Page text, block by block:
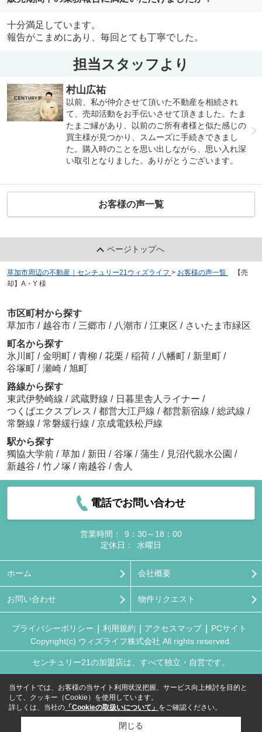
十分満足しています。
報告がこまめにあり、毎回とても丁寧でした。
担当スタッフより
村山広祐
以前、私が仲介させて頂いた不動産を相続され
て、売却活動をお手伝いさせて頂きました。たま
たまご縁があり、以前のご所有者様と似た感じの
買主様が見つかり、スムーズに手続きできまし
た。購入時のことを思い出しながら、思い入れ深
い取引となりました。ありがとうございます。
お客様の声一覧
ページトップへ
草加市周辺の不動産｜センチュリー21ウィズライフ > お客様の声一覧
【売
却】A・Y 様
市区町村から探す
草加市 / 越谷市 / 三郷市 / 八潮市 / 江東区 / さいたま市緑区
町名から探す
氷川町 / 金明町 / 青柳 / 花栗 / 稲荷 / 八幡町 / 新里町 /
谷塚町 / 瀬崎 / 旭町
路線から探す
東武伊勢崎線 / 武蔵野線 / 日暮里舎人ライナー /
つくばエクスプレス / 都営大江戸線 / 都営新宿線 / 総武線 /
常磐線 / 常磐緩行線 / 京成電鉄松戸線
駅から探す
獨協大学前 / 草加 / 新田 / 谷塚 / 蒲生 / 見沼代親水公園 /
新越谷 / 竹ノ塚 / 南越谷 / 舎人
電話でお問い合わせ
営業時間：
9：30～18：00
定休日：
水曜日
ホーム 会社概要
お問い合わせ 物件リクエスト
プライバシーポリシー 利用規約 アクセスマップ
PCサイト
Copyright(c) ウィズライフ株式会社 All rights reserved.
センチュリー21の加盟店は、すべて独立・自営です。
当サイトでは、お客様の当サイト利用状況把握、サービス向上検討を目的と
して、クッキー（Cookie）を使用しています。
詳しくは、当社の 「Cookieの取扱いについて」 をご確認ください。
閉じる